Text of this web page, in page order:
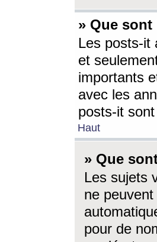
» Que
Les posts-it
et
importants
avec les
posts-it
Haut
» Que
Les sujets
ne
pour de